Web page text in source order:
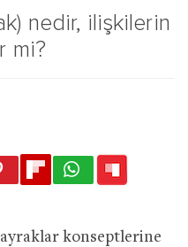
nedir, ilişkilerin
mi?
konseptlerine